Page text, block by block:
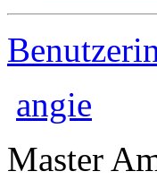
angie
Master